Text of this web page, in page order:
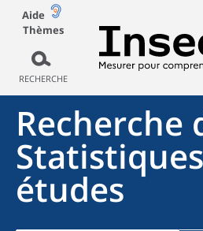
Aide
Thèmes
RECHERCHE
Recherche
études